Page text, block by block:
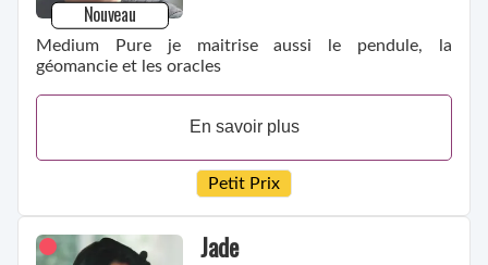
Nouveau
Medium Pure je maitrise aussi le pendule, la
géomancie et les oracles
En savoir plus
Petit Prix
Jade